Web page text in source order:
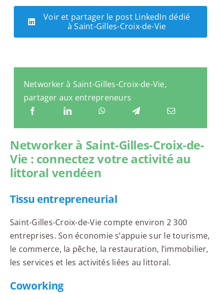
Voir et partager le post LinkedIn dédié
à Saint-Gilles-Croix-de-Vie
Networker à Saint-Gilles-Croix-de-Vie,
partager aux entrepreneurs
Networker à Saint-Gilles-Croix-de-
Vie : connectez votre activité au
littoral vendéen
Tissu entrepreneurial
Saint-Gilles-Croix-de-Vie compte environ 2 300
entreprises. Son économie s’appuie sur le tourisme,
le commerce, la pêche, la restauration, l’immobilier,
les services et les activités liées au littoral.
Coworking